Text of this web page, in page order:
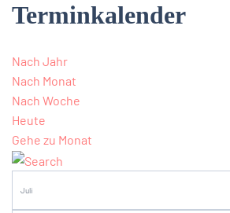
Terminkalender
Nach Jahr
Nach Monat
Nach Woche
Heute
Gehe zu Monat